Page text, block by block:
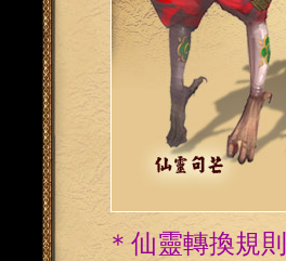
＊仙靈轉換規則